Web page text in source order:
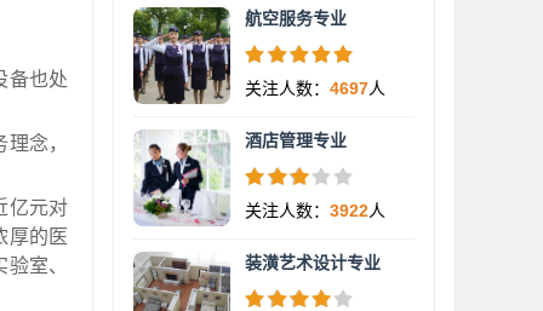
备也处
念，
亿元对
厚的医
室、
航空服务专业
关注人数： 4697人
酒店管理专业
关注人数： 3922人
装潢艺术设计专业